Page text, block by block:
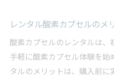
レンタル酸素カプセルのメ
酸素カプセルのレンタルは
手軽に酸素カプセル体験を始
タルのメリットは、購入前